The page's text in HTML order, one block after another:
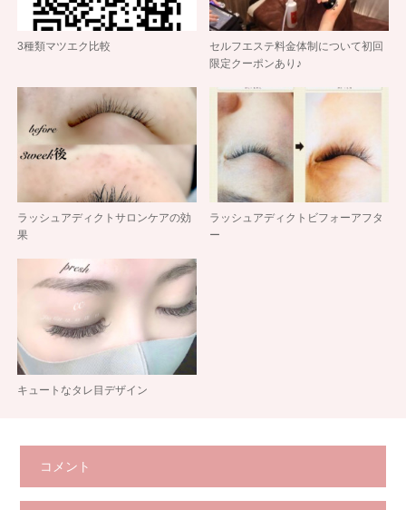
3種類マツエク比較
セルフエステ料金体制について初回
限定クーポンあり♪
ラッシュアディクトサロンケアの効
果
ラッシュアディクトビフォーアフタ
ー
キュートなタレ目デザイン
コメント